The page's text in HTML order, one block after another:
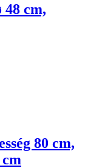
48 cm,
80 cm,